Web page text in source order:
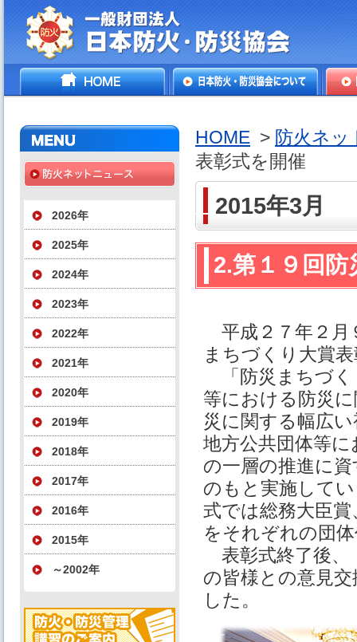
一般財団法人日本防火・防
HOME
2026年
2025年
2024年
2023年
2022年
2021年
2020年
2019年
2018年
2017年
2016年
2015年
～2002年
HOME > 防火ネッ
表彰式を開催
2015年3月
2.第１９回
平成２７年２月
まちづくり大賞
「防災まちづく
等における防災
災に関する幅広
地方公共団体等
の一層の推進に
のもと実施して
式では総務大臣
をそれぞれの団
表彰式終了後、
の皆様との意見
した。